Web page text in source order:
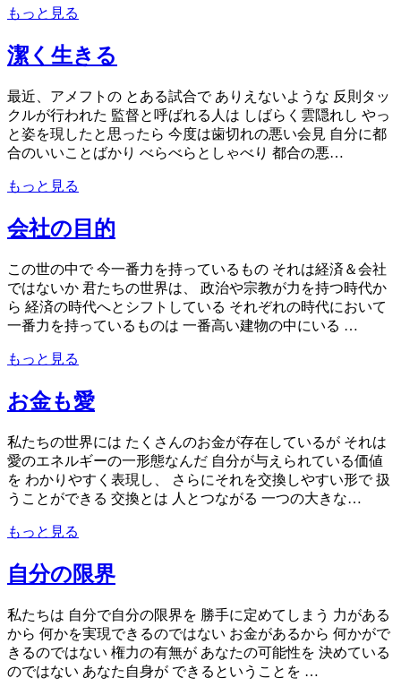
もっと見る
潔く生きる
最近、アメフトの とある試合で ありえないような 反則タッ
クルが行われた 監督と呼ばれる人は しばらく雲隠れし やっ
と姿を現したと思ったら 今度は歯切れの悪い会見 自分に都
合のいいことばかり べらべらとしゃべり 都合の悪…
もっと見る
会社の目的
この世の中で 今一番力を持っているもの それは経済＆会社
ではないか 君たちの世界は、 政治や宗教が力を持つ時代か
ら 経済の時代へとシフトしている それぞれの時代において
一番力を持っているものは 一番高い建物の中にいる …
もっと見る
お金も愛
私たちの世界には たくさんのお金が存在しているが それは
愛のエネルギーの一形態なんだ 自分が与えられている価値
を わかりやすく表現し、 さらにそれを交換しやすい形で 扱
うことができる 交換とは 人とつながる 一つの大きな…
もっと見る
自分の限界
私たちは 自分で自分の限界を 勝手に定めてしまう 力がある
から 何かを実現できるのではない お金があるから 何かがで
きるのではない 権力の有無が あなたの可能性を 決めている
のではない あなた自身が できるということを …